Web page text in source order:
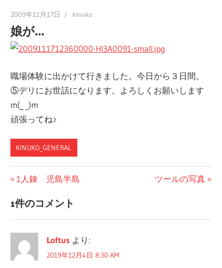
2009年11月17日 kinuko
娘が…
職場体験に出かけて行きました。今日から３日間。
⑤デリにお世話になります。よろしくお願いします
m(_ _)m
頑張ってね♪
KINUKO_GENERAL
投
稿
ナ
ビ
ゲ
前
投
稿:
1人錬 児島半島
次
稿:
ツールの写真
1件のコメント
Loftus より:
2019年12月4日 8:30 AM